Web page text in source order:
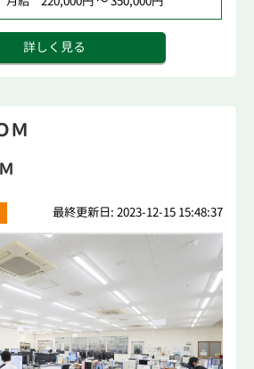
詳しく見る
Ｍ
最終更新日: 2023-12-15 15:48:37